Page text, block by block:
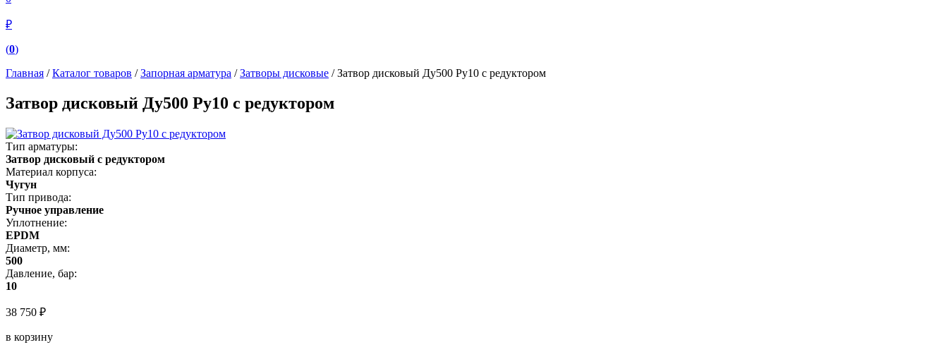
₽
(0)
Главная /Каталог товаров /Запорная арматура /Затворы дисковые / Затвор дисковый Ду500 Ру10 с редуктором
Затвор дисковый Ду500 Ру10 с редуктором
Тип арматуры:
Затвор дисковый с редуктором
Материал корпуса:
Чугун
Тип привода:
Ручное управление
Уплотнение:
EPDM
Диаметр, мм:
500
Давление, бар:
10
38 750 ₽
в корзину